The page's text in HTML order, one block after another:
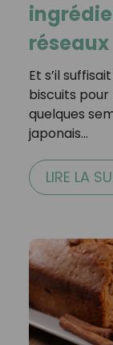
réseaux
Et s’il
biscuits
quelques
japonais…
LIRE LA